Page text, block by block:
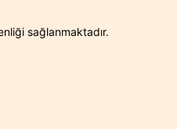
sağlanmaktadır.